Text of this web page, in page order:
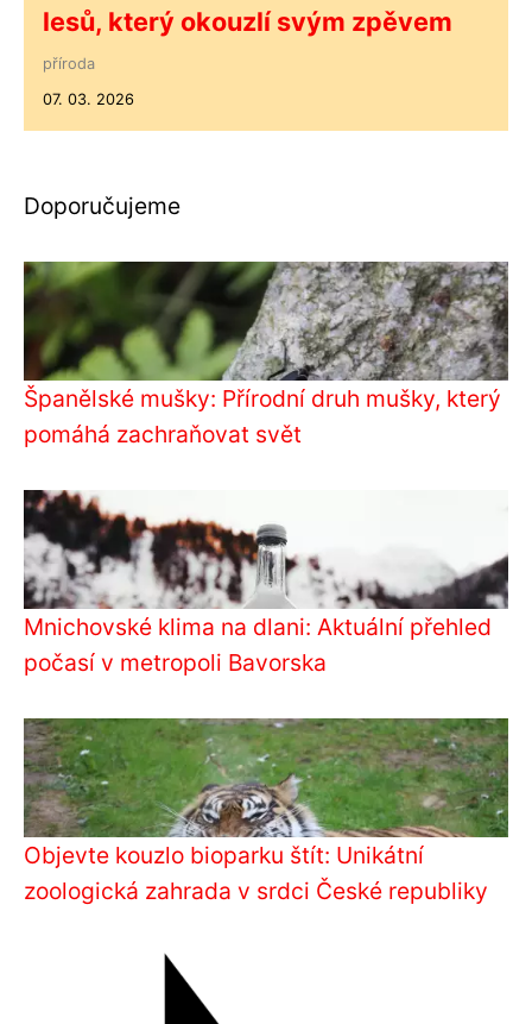
lesů, který okouzlí svým zpěvem
příroda
07. 03. 2026
Doporučujeme
Španělské mušky: Přírodní druh mušky, který
pomáhá zachraňovat svět
Mnichovské klima na dlani: Aktuální přehled
počasí v metropoli Bavorska
Objevte kouzlo bioparku štít: Unikátní
zoologická zahrada v srdci České republiky